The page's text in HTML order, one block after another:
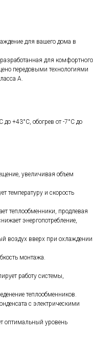
для вашего дома в
для комфортного
передовыми технологиями
A.
до +43°C, обогрев от -7°C до
увеличивая объем
температуру и скорость
теплообменники, продлевая
энергопотребление,
воздух вверх при охлаждении
монтажа.
работу системы,
теплообменников.
с электрическими
оптимальный уровень